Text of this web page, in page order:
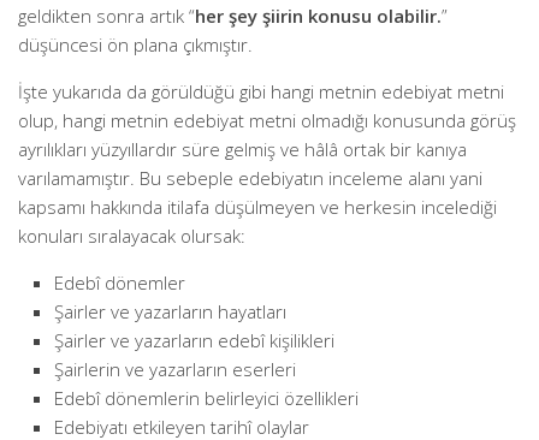
geldikten sonra artık “her şey şiirin konusu olabilir.”
düşüncesi ön plana çıkmıştır.
İşte yukarıda da görüldüğü gibi hangi metnin edebiyat metni
olup, hangi metnin edebiyat metni olmadığı konusunda görüş
ayrılıkları yüzyıllardır süre gelmiş ve hâlâ ortak bir kanıya
varılamamıştır. Bu sebeple edebiyatın inceleme alanı yani
kapsamı hakkında itilafa düşülmeyen ve herkesin incelediği
konuları sıralayacak olursak:
Edebî dönemler
Şairler ve yazarların hayatları
Şairler ve yazarların edebî kişilikleri
Şairlerin ve yazarların eserleri
Edebî dönemlerin belirleyici özellikleri
Edebiyatı etkileyen tarihî olaylar